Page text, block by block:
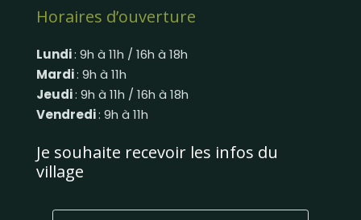
Horaires d’ouverture
Lundi: 9h à 11h / 16h à 18h
Mardi: 9h à 11h
Jeudi: 9h à 11h / 16h à 18h
Vendredi: 9h à 11h
Je souhaite recevoir les infos du
village